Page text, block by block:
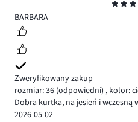
5
BARBARA
Zweryfikowany zakup
rozmiar: 36 (odpowiedni) , kolor:
Dobra kurtka, na jesień i wczesną
2026-05-02